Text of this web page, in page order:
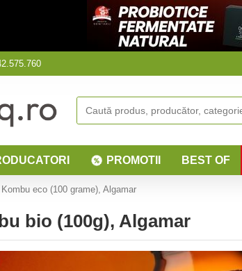
PROMOTII BEST OF
Kombu eco (100 grame), Algamar
bio (100g), Algamar